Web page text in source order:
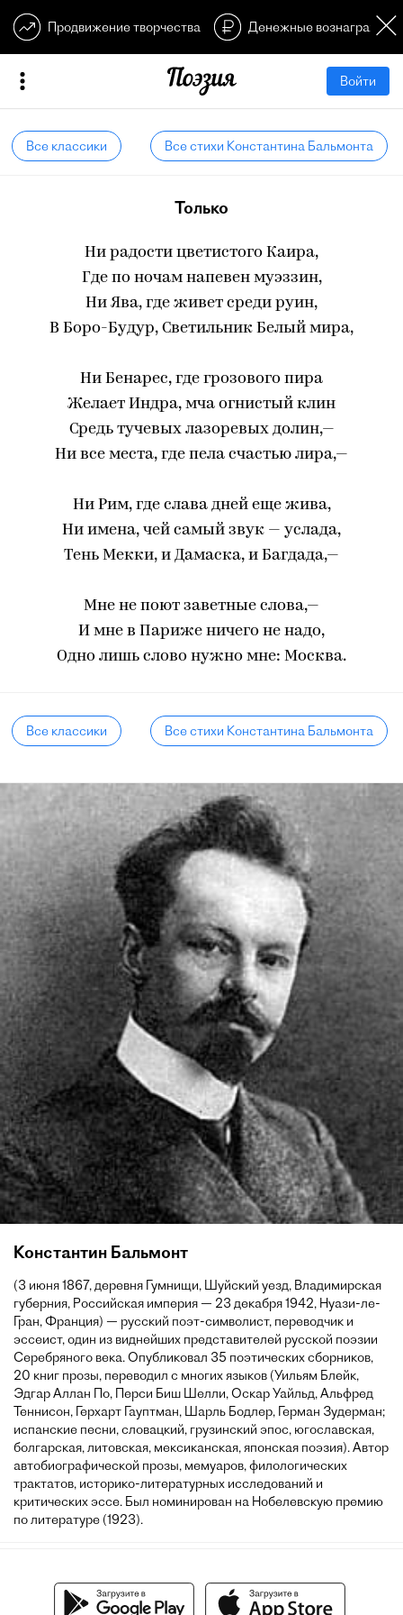
Продвижение творчества Денежные
Войти
Все классики Все стихи Константина Бальмонта
Только
Ни радости цветистого Каира,
Где по ночам напевен муэззин,
Ни Ява, где живет среди руин,
В Боро-Будур, Светильник Белый мира,
Ни Бенарес, где грозового пира
Желает Индра, мча огнистый клин
Средь тучевых лазоревых долин,—
Ни все места, где пела счастью лира,—
Ни Рим, где слава дней еще жива,
Ни имена, чей самый звук — услада,
Тень Мекки, и Дамаска, и Багдада,—
Мне не поют заветные слова,—
И мне в Париже ничего не надо,
Одно лишь слово нужно мне: Москва.
Все классики Все стихи Константина Бальмонта
Константин Бальмонт
(3 июня 1867, деревня Гумнищи, Шуйский уезд, Владимирская
губерния, Российская империя — 23 декабря 1942, Нуази-ле-
Гран, Франция) — русский поэт-символист, переводчик и
эссеист, один из виднейших представителей русской поэзии
Серебряного века. Опубликовал 35 поэтических сборников,
20 книг прозы, переводил с многих языков (Уильям Блейк,
Эдгар Аллан По, Перси Биш Шелли, Оскар Уайльд, Альфред
Теннисон, Герхарт Гауптман, Шарль Бодлер, Герман Зудерман;
испанские песни, словацкий, грузинский эпос, югославская,
болгарская, литовская, мексиканская, японская поэзия). Автор
автобиографической прозы, мемуаров, филологических
трактатов, историко-литературных исследований и
критических эссе. Был номинирован на Нобелевскую премию
по литературе (1923).